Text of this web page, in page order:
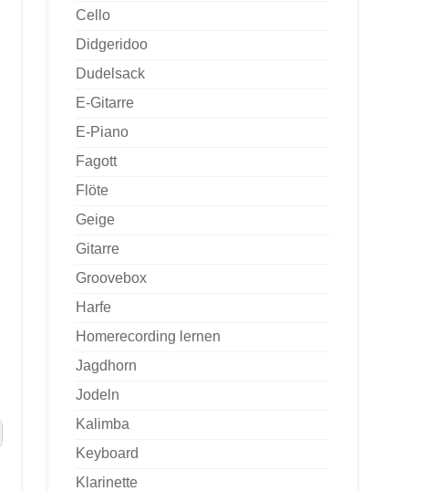
Cello
Didgeridoo
Dudelsack
E-Gitarre
E-Piano
Fagott
Flöte
Geige
Gitarre
Groovebox
Harfe
Homerecording lernen
Jagdhorn
Jodeln
Kalimba
Keyboard
Klarinette